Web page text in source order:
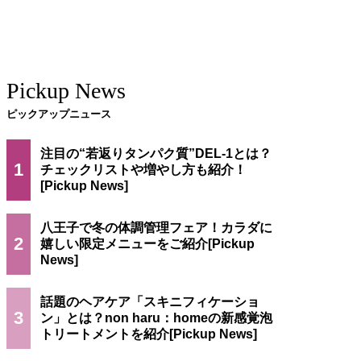
Pickup News
ピックアップニュース
1
注目の“若返りタンパク質”DEL-1とは？
チェックリストや増やし方も紹介！
2
八王子で冬の体調管理フェア！カラダに
嬉しい限定メニューをご紹介
3
話題のヘアケア「スキニフィケーショ
ン」とは？non haru：homeの新感覚泡
トリートメントを紹介